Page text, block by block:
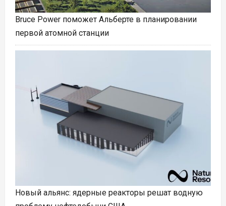
Bruce Power поможет Альберте в планировании
первой атомной станции
Новый альянс: ядерные реакторы решат водную